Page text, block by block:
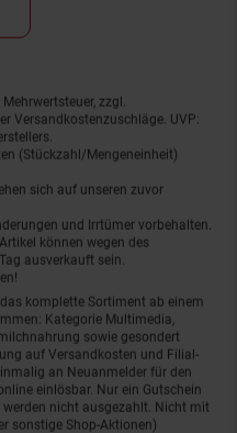
zzgl.
Versandkostenzuschläge. UVP:
(Stückzahl/Mengeneinheit)
sich auf unseren zuvor
und Irrtümer vorbehalten.
können wegen des
ausverkauft sein.
komplette Sortiment ab einem
Kategorie Multimedia,
sowie gesondert
auf Versandkosten und Filial-
an Neuanmelder für den
einlösbar. Nur ein Gutschein
werden nicht ausgezahlt. Nicht mit
sonstige Shop-Aktionen)